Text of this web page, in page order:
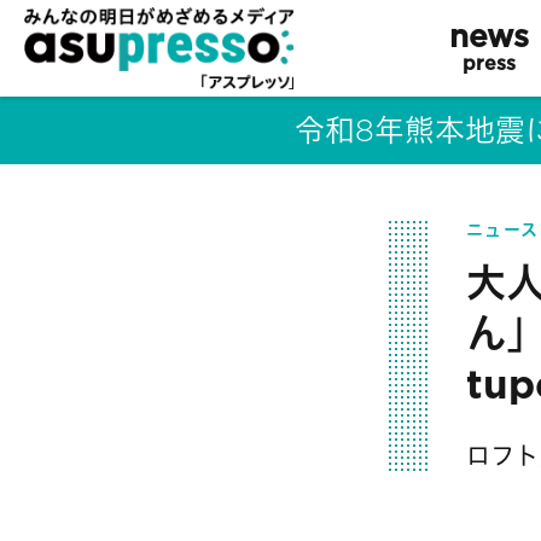
news
press
令和8年熊本地震
ニュー
大
ん
ロフ